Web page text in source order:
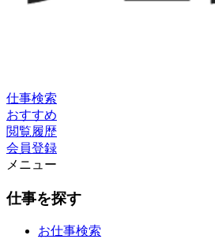
仕事検索
おすすめ
閲覧履歴
会員登録
メニュー
仕事を探す
お仕事検索